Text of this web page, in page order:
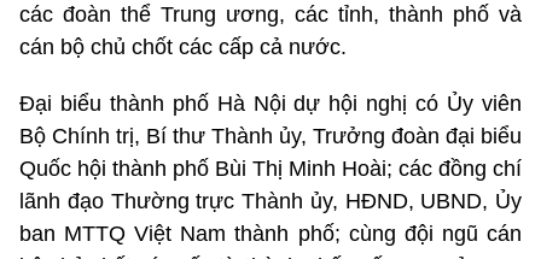
các đoàn thể Trung ương, các tỉnh, thành phố và
cán bộ chủ chốt các cấp cả nước.
Đại biểu thành phố Hà Nội dự hội nghị có Ủy viên
Bộ Chính trị, Bí thư Thành ủy, Trưởng đoàn đại biểu
Quốc hội thành phố Bùi Thị Minh Hoài; các đồng chí
lãnh đạo Thường trực Thành ủy, HĐND, UBND, Ủy
ban MTTQ Việt Nam thành phố; cùng đội ngũ cán